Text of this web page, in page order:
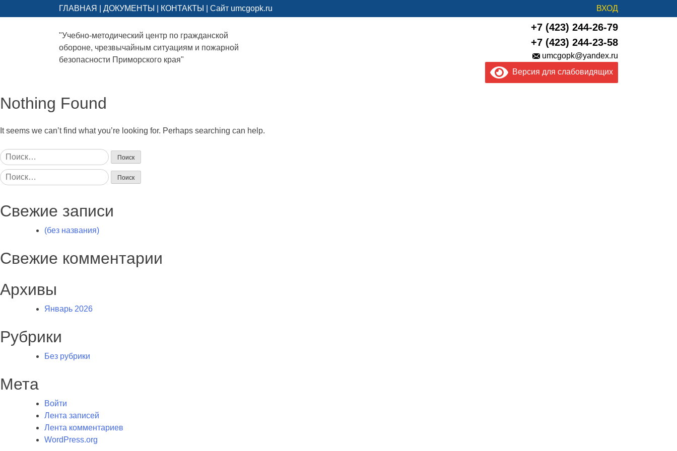
ГЛАВНАЯ ДОКУМЕНТЫ КОНТАКТЫ Сайт umcgopk.ru ВХОД
"Учебно-методический центр по гражданской
обороне, чрезвычайным ситуациям и пожарной
безопасности Приморского края"
+7 (423) 244-26-79
+7 (423) 244-23-58
umcgopk@yandex.ru
Версия для слабовидящих
Nothing Found
It seems we can’t find what you’re looking for. Perhaps searching can help.
Найти:
Найти:
Свежие записи
(без названия)
Свежие комментарии
Архивы
Январь 2026
Рубрики
Без рубрики
Мета
Войти
Лента записей
Лента комментариев
WordPress.org